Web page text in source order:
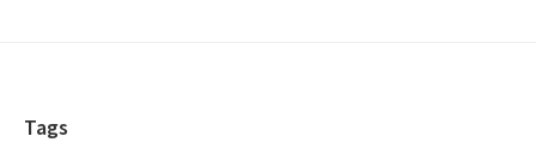
Footer
Tags